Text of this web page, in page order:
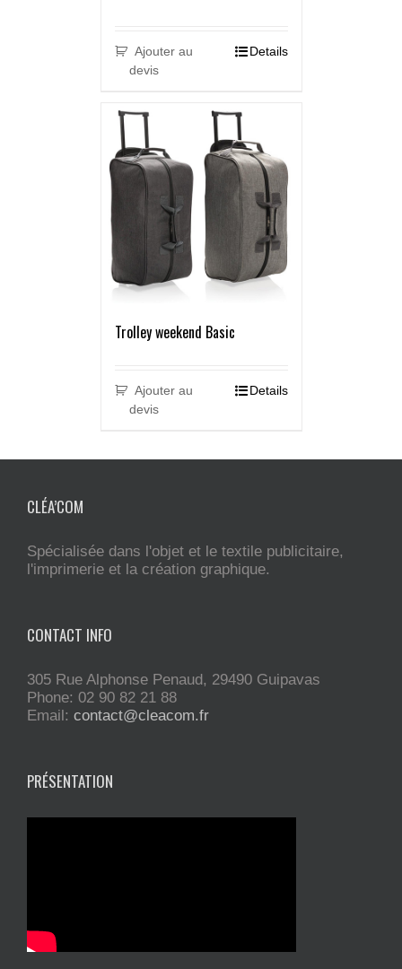
Ajouter au
devis
Details
Trolley weekend Basic
Ajouter au
devis
Details
CLÉA’COM
Spécialisée dans l'objet et le textile publicitaire,
l'imprimerie et la création graphique.
CONTACT INFO
305 Rue Alphonse Penaud, 29490 Guipavas
Phone: 02 90 82 21 88
Email: contact@cleacom.fr
PRÉSENTATION